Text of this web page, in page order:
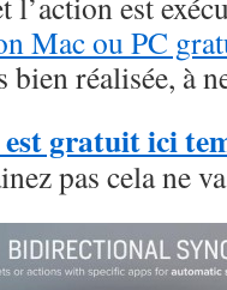
Mac ou PC
bien réalisée, à
gratuit ici
pas cela ne